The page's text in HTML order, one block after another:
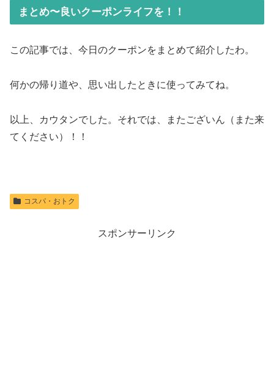
まとめ〜良いクーポンライフを！！
この記事では、今日のクーポンをまとめて紹介したわ。
何かの帰り道や、思い出したときに使ってみてね。
以上、カウタンでした。それでは、またございん（また来
てください）！！
コスパ・おトク
スポンサーリンク